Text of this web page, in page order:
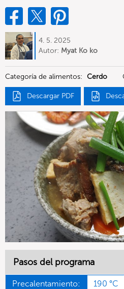
4. 5. 2025
Autor: Myat Ko ko
Categoría de alimentos: Cerdo
Descargar PDF
Pasos del programa
Precalentamiento: 190 °C